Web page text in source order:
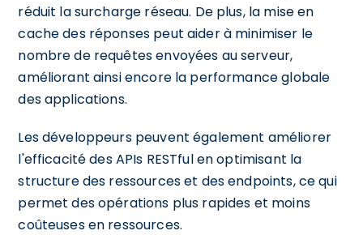
réduit la surcharge réseau. De plus, la mise en
cache des réponses peut aider à minimiser le
nombre de requêtes envoyées au serveur,
améliorant ainsi encore la performance globale
des applications.
Les développeurs peuvent également améliorer
l'efficacité des APIs RESTful en optimisant la
structure des ressources et des endpoints, ce qui
permet des opérations plus rapides et moins
coûteuses en ressources.